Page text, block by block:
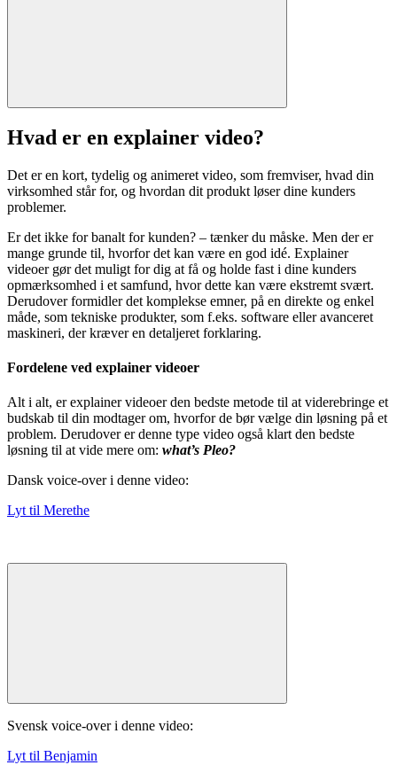
Hvad er en explainer video?
Det er en kort, tydelig og animeret video, som fremviser, hvad din
virksomhed står for, og hvordan dit produkt løser dine kunders
problemer.
Er det ikke for banalt for kunden? – tænker du måske. Men der er
mange grunde til, hvorfor det kan være en god idé. Explainer
videoer gør det muligt for dig at få og holde fast i dine kunders
opmærksomhed i et samfund, hvor dette kan være ekstremt svært.
Derudover formidler det komplekse emner, på en direkte og enkel
måde, som tekniske produkter, som f.eks. software eller avanceret
maskineri, der kræver en detaljeret forklaring.
Fordelene ved explainer videoer
Alt i alt, er explainer videoer den bedste metode til at viderebringe et
budskab til din modtager om, hvorfor de bør vælge din løsning på et
problem. Derudover er denne type video også klart den bedste
løsning til at vide mere om: what’s Pleo?
Dansk voice-over i denne video:
Lyt til Merethe
Svensk voice-over i denne video:
Lyt til Benjamin